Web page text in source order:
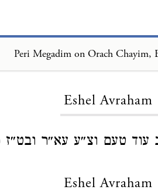
Peri Megadim on Orach Chayim,
Eshel Avraham
טעם וצ״ע עא״ר ובט״ז
Eshel Avraham